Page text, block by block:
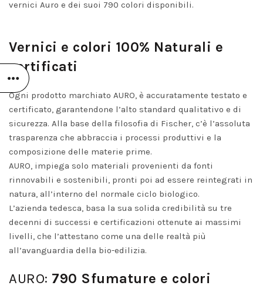
vernici Auro e dei suoi 790 colori disponibili.
Vernici e colori 100% Naturali e
certificati
Ogni prodotto marchiato AURO, è accuratamente testato e
certificato, garantendone l’alto standard qualitativo e di
sicurezza. Alla base della filosofia di Fischer, c’è l’assoluta
trasparenza che abbraccia i processi produttivi e la
composizione delle materie prime.
AURO, impiega solo materiali provenienti da fonti
rinnovabili e sostenibili, pronti poi ad essere reintegrati in
natura, all’interno del normale ciclo biologico.
L’azienda tedesca, basa la sua solida credibilità su tre
decenni di successi e certificazioni ottenute ai massimi
livelli, che l’attestano come una delle realtà più
all’avanguardia della bio-edilizia.
AURO: 790 Sfumature e colori
Comments